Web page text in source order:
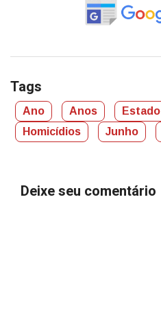
Tags
Ano Anos Estado
Homicídios
Junho
Deixe seu comentário